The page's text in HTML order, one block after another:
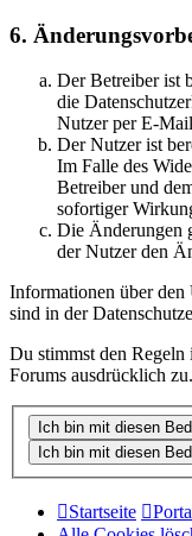
6.
Der Betreiber ist
die
Nutzer per E-
Der Nutzer ist
Im Falle des
Betreiber und
sofortiger
Die Änderungen
der Nutzer den
Informationen über den
sind in der
Du stimmst den
Forums ausdrücklich
Startseite